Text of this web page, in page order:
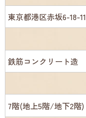
東京都港区赤坂6-18-11
鉄筋コンクリート造
7階(地上5階/地下2階)